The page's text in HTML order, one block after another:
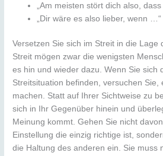
„Am meisten stört dich also,
„Dir wäre es also lieber, wenn …“
Versetzen Sie sich im Streit in die Lage
Streit mögen zwar die wenigsten
es hin und wieder dazu. Wenn Sie sich
Streitsituation befinden, versuchen Sie,
machen. Statt auf Ihrer Sichtweise zu
sich in Ihr Gegenüber hinein und
Meinung kommt. Gehen Sie nicht
Einstellung die einzig richtige ist,
die Haltung des anderen ein. Sie muss